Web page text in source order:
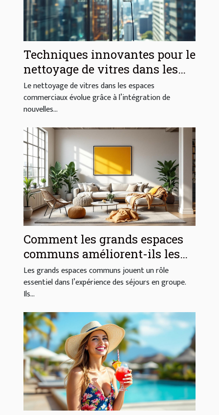
Techniques innovantes pour le
nettoyage de vitres dans les
espaces commerciaux
Le nettoyage de vitres dans les espaces
commerciaux évolue grâce à l’intégration de
nouvelles...
Comment les grands espaces
communs améliorent-ils les
séjours en groupe ?
Les grands espaces communs jouent un rôle
essentiel dans l’expérience des séjours en groupe.
Ils...